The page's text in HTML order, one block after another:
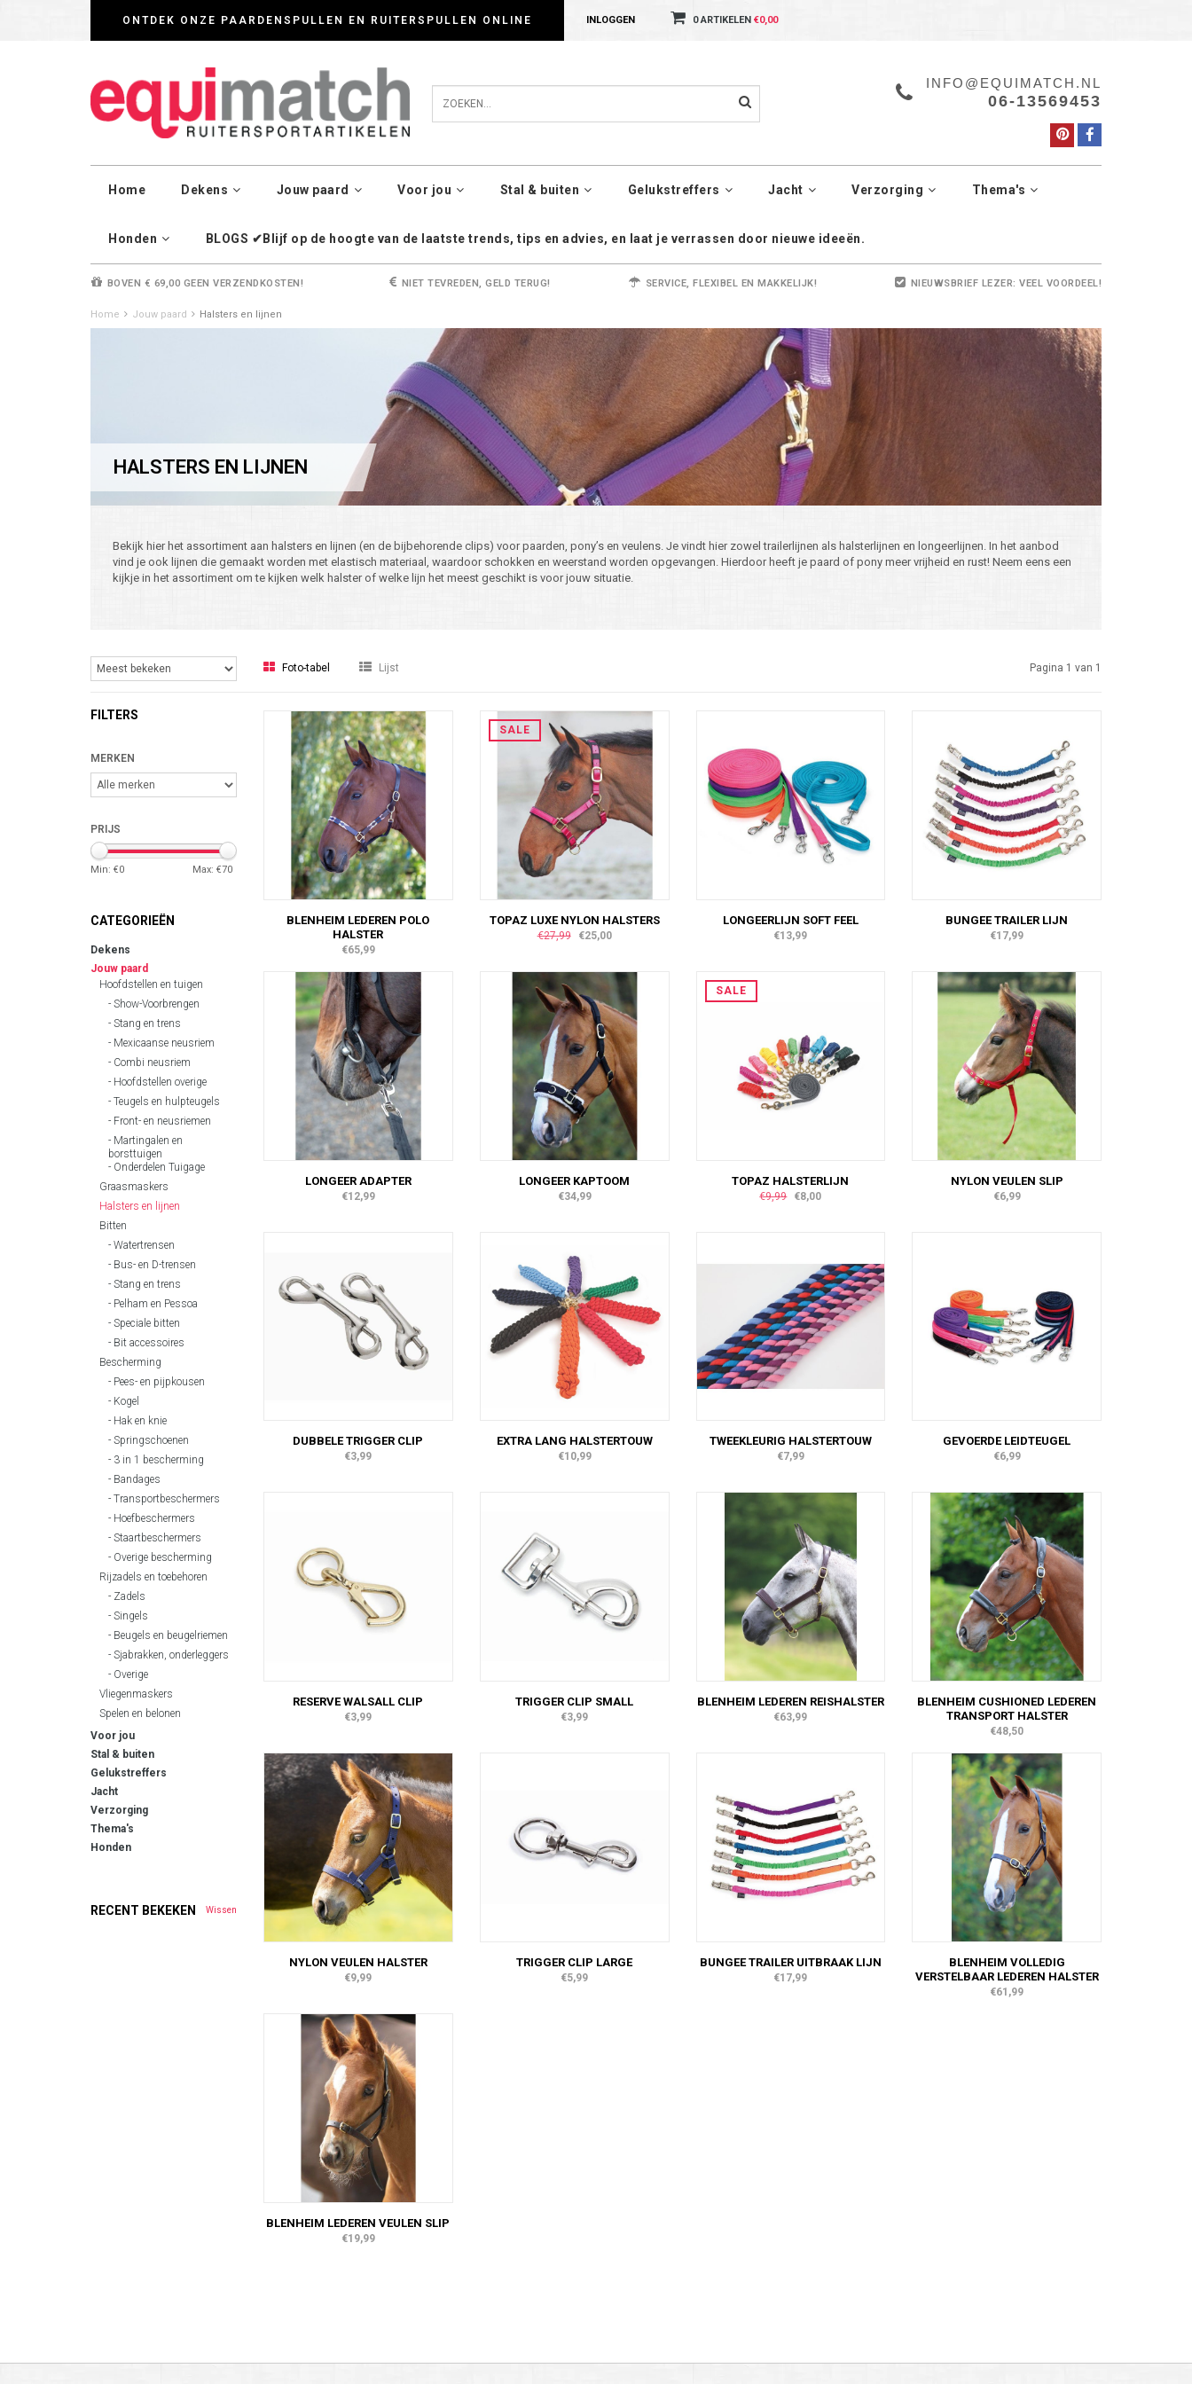
ONTDEK ONZE PAARDENSPULLEN EN RUITERSPULLEN ONLINE INLOGGEN 0 ARTIKELEN €0,00
INFO@EQUIMATCH.NL
06-13569453
Home Dekens Jouw paard Voor jou Stal & buiten Gelukstreffers Jacht Verzorging Thema's
Honden BLOGS ✔Blijf op de hoogte van de laatste trends, tips en advies, en laat je verrassen door nieuwe ideeën.
BOVEN € 69,00 GEEN VERZENDKOSTEN! NIET TEVREDEN, GELD TERUG! SERVICE, FLEXIBEL EN MAKKELIJK! NIEUWSBRIEF LEZER: VEEL VOORDEEL!
Home Jouw paard Halsters en lijnen
HALSTERS EN LIJNEN
Bekijk hier het assortiment aan halsters en lijnen (en de bijbehorende clips) voor paarden, pony’s en veulens. Je vindt hier zowel trailerlijnen als halsterlijnen en longeerlijnen. In het aanbod
vind je ook lijnen die gemaakt worden met elastisch materiaal, waardoor schokken en weerstand worden opgevangen. Hierdoor heeft je paard of pony meer vrijheid en rust! Neem eens een
kijkje in het assortiment om te kijken welk halster of welke lijn het meest geschikt is voor jouw situatie.
Foto-tabel Lijst Pagina 1 van 1
FILTERS
MERKEN
PRIJS
Min: €0 Max: €70
CATEGORIEËN
Dekens
Jouw paard
Hoofdstellen en tuigen
Show-Voorbrengen
Stang en trens
Mexicaanse neusriem
Combi neusriem
Hoofdstellen overige
Teugels en hulpteugels
Front- en neusriemen
Martingalen en
borsttuigen
Onderdelen Tuigage
Graasmaskers
Halsters en lijnen
Bitten
Watertrensen
Bus- en D-trensen
Stang en trens
Pelham en Pessoa
Speciale bitten
Bit accessoires
Bescherming
Pees- en pijpkousen
Kogel
Hak en knie
Springschoenen
3 in 1 bescherming
Bandages
Transportbeschermers
Hoefbeschermers
Staartbeschermers
Overige bescherming
Rijzadels en toebehoren
Zadels
Singels
Beugels en beugelriemen
Sjabrakken, onderleggers
Overige
Vliegenmaskers
Spelen en belonen
Voor jou
Stal & buiten
Gelukstreffers
Jacht
Verzorging
Thema's
Honden
RECENT BEKEKEN Wissen
BLENHEIM LEDEREN POLO
HALSTER
€65,99
SALE
TOPAZ LUXE NYLON HALSTERS
€27,99 €25,00
LONGEERLIJN SOFT FEEL
€13,99
BUNGEE TRAILER LIJN
€17,99
LONGEER ADAPTER
€12,99
LONGEER KAPTOOM
€34,99
SALE
TOPAZ HALSTERLIJN
€9,99 €8,00
NYLON VEULEN SLIP
€6,99
DUBBELE TRIGGER CLIP
€3,99
EXTRA LANG HALSTERTOUW
€10,99
TWEEKLEURIG HALSTERTOUW
€7,99
GEVOERDE LEIDTEUGEL
€6,99
RESERVE WALSALL CLIP
€3,99
TRIGGER CLIP SMALL
€3,99
BLENHEIM LEDEREN REISHALSTER
€63,99
BLENHEIM CUSHIONED LEDEREN
TRANSPORT HALSTER
€48,50
NYLON VEULEN HALSTER
€9,99
TRIGGER CLIP LARGE
€5,99
BUNGEE TRAILER UITBRAAK LIJN
€17,99
BLENHEIM VOLLEDIG
VERSTELBAAR LEDEREN HALSTER
€61,99
BLENHEIM LEDEREN VEULEN SLIP
€19,99
Wij werken zorgvuldig met cookies. Kijk gerust voor meer informatie op onze Privacy Policy pagina.